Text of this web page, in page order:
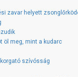
zavar helyett
öl meg, mint a kudarc
szívósság